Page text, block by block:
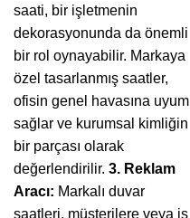
saati, bir işletmenin
dekorasyonunda da önemli
bir rol oynayabilir. Markaya
özel tasarlanmış saatler,
ofisin genel havasına uyum
sağlar ve kurumsal kimliğin
bir parçası olarak
değerlendirilir. 3. Reklam
Aracı: Markalı duvar
saatleri, müşterilere veya iş